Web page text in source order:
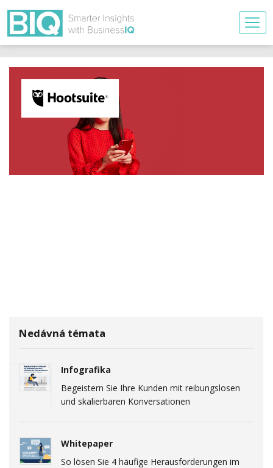
Nedávná témata
Infografika
Begeistern Sie Ihre Kunden mit reibungslosen
und skalierbaren Konversationen
Whitepaper
So lösen Sie 4 häufige Herausforderungen im